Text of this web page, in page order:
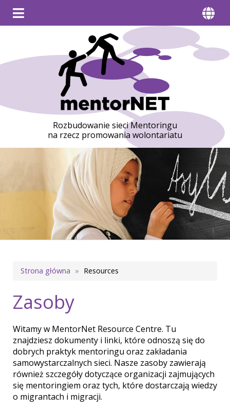
Rozbudowanie sieci Mentoringu
na rzecz promowania wolontariatu
Ścieżka
Strona główna Resources
Zasoby
Witamy w MentorNet Resource Centre. Tu
znajdziesz dokumenty i linki, które odnoszą się do
dobrych praktyk mentoringu oraz zakładania
samowystarczalnych sieci. Nasze zasoby zawierają
również szczegóły dotyczące organizacji zajmujących
się mentoringiem oraz tych, które dostarczają wiedzy
o migrantach i migracji.